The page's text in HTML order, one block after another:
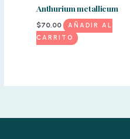
Anthurium metallicum
$70,00
AÑADIR AL
CARRITO